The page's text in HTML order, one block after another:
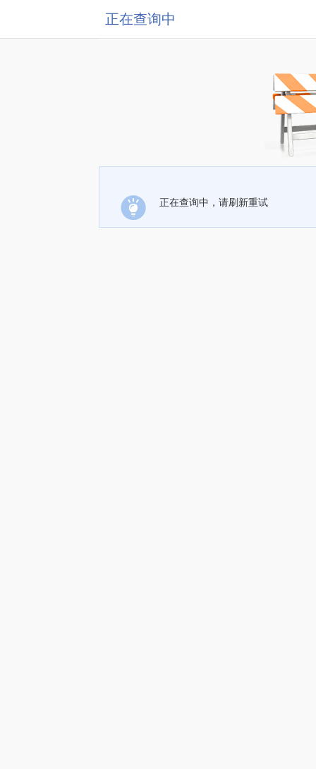
正在查询中
正在查询中，请刷新重试